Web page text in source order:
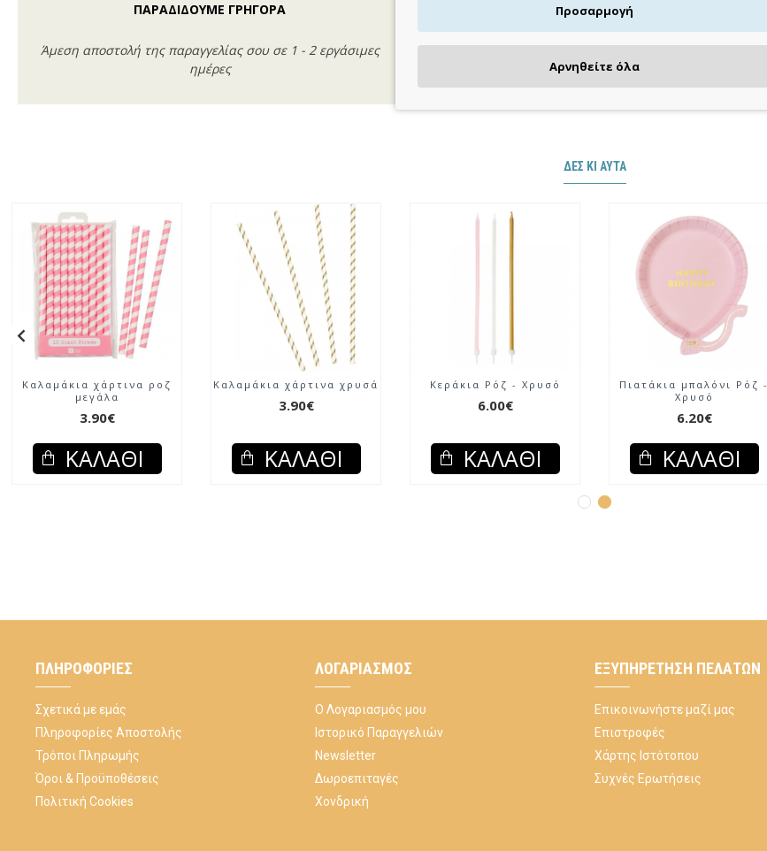
ΠΑΡΑΔΙΔΟΥΜΕ ΓΡΗΓΟΡΑ
Άμεση αποστολή της παραγγελίας σου σε 1 - 2 εργάσιμες
ημέρες
ΠΛΗΡΩΝΕΙΣ ΟΠΩΣ ΘΕΣ
Πιστωτική/χρεωστική κάρτα, αντικαταβολή ή κατάθεση
ΔΕΣ ΚΙ ΑΥΤΆ
Καλαμάκια χάρτινα ροζ
μεγάλα
3.90€
ΚΑΛΆΘΙ
Καλαμάκια χάρτινα χρυσά
3.90€
ΚΑΛΆΘΙ
Κεράκια Ρόζ - Χρυσό
6.00€
ΚΑΛΆΘΙ
Πιατάκια μπαλόνι Ρόζ -
Χρυσό
6.20€
ΚΑΛΆΘΙ
ΠΛΗΡΟΦΟΡΊΕΣ
Σχετικά με εμάς
Πληροφορίες Αποστολής
Τρόποι Πληρωμής
Όροι & Προϋποθέσεις
Πολιτική Cookies
ΛΟΓΑΡΙΑΣΜΌΣ
Ο Λογαριασμός μου
Ιστορικό Παραγγελιών
Newsletter
Δωροεπιταγές
Χονδρική
ΕΞΥΠΗΡΈΤΗΣΗ ΠΕΛΑΤΏΝ
Επικοινωνήστε μαζί μας
Επιστροφές
Χάρτης Ιστότοπου
Συχνές Ερωτήσεις
Προσαρμογή
Αρνηθείτε όλα